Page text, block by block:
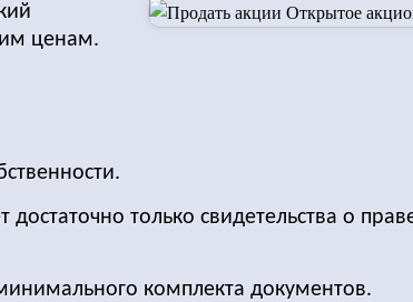
ценам.
только свидетельства о
комплекта документов.